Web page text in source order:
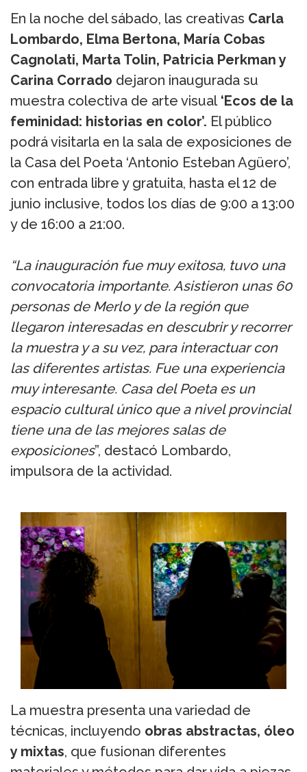
En la noche del sábado, las creativas Carla
Lombardo, Elma Bertona, María Cobas
Cagnolati, Marta Tolin, Patricia Perkman y
Carina Corrado dejaron inaugurada su
muestra colectiva de arte visual‘Ecos de la
feminidad: historias en color’. El público
podrá visitarla en la sala de exposiciones de
la Casa del Poeta ‘Antonio Esteban Agüero’,
con entrada libre y gratuita, hasta el 12 de
junio inclusive, todos los días de 9:00 a 13:00
y de 16:00 a 21:00.
“La inauguración fue muy exitosa, tuvo una
convocatoria importante. Asistieron unas 60
personas de Merlo y de la región que
llegaron interesadas en descubrir y recorrer
la muestra y a su vez, para interactuar con
las diferentes artistas. Fue una experiencia
muy interesante. Casa del Poeta es un
espacio cultural único que a nivel provincial
tiene una de las mejores salas de
exposiciones”, destacó Lombardo,
impulsora de la actividad.
La muestra presenta una variedad de
técnicas, incluyendo obras abstractas, óleo
y mixtas, que fusionan diferentes